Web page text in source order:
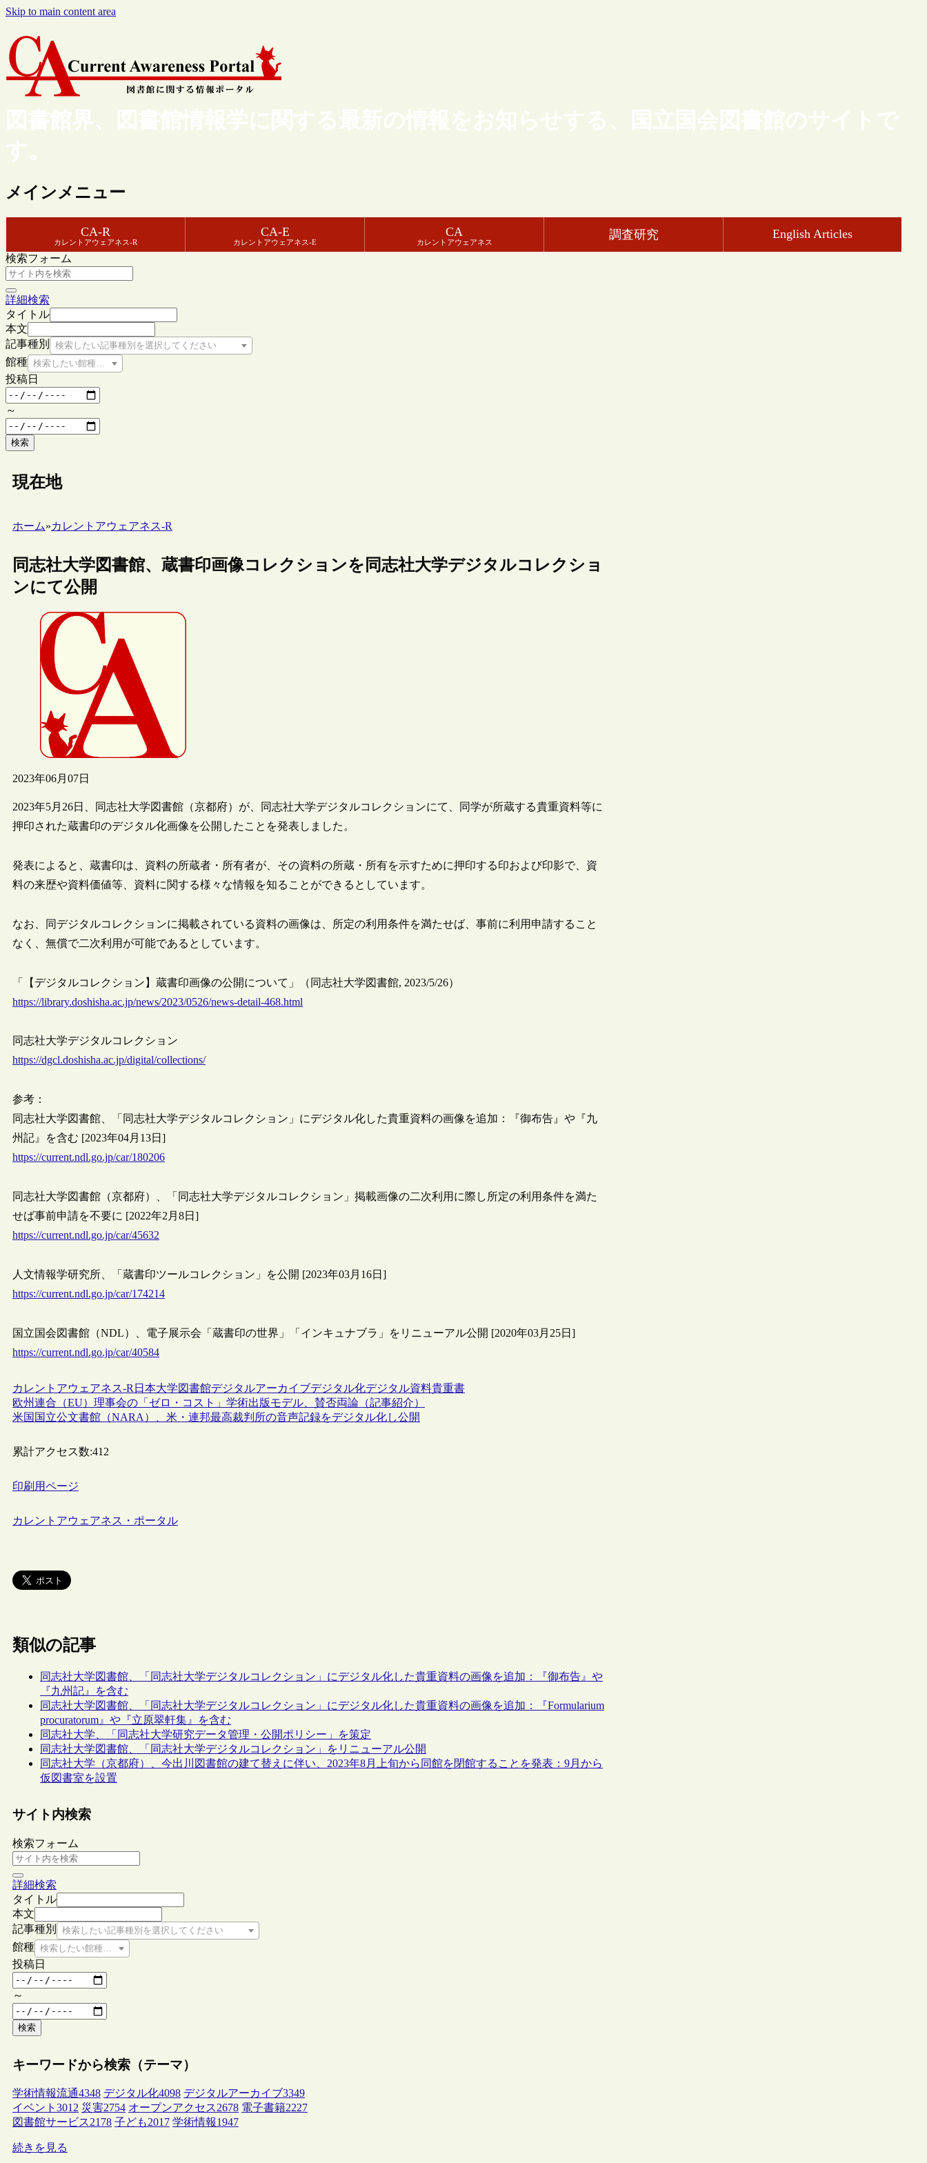
Skip to main content area
図書館界、図書館情報学に関する最新の情報をお知らせする、国立国会図書館のサイトで
す。
メインメニュー
CA-R
カレントアウェアネス-R
CA-E
カレントアウェアネス-E
CA
カレントアウェアネス
調査研究 English Articles
検索フォーム
詳細検索
タイトル
本文
記事種別
検索したい記事種別を選択してください
館種 検索したい館種を選択してください
投稿日
～
検索
現在地
ホーム»カレントアウェアネス-R
同志社大学図書館、蔵書印画像コレクションを同志社大学デジタルコレクショ
ンにて公開
2023年06月07日
2023年5月26日、同志社大学図書館（京都府）が、同志社大学デジタルコレクションにて、同学が所蔵する貴重資料等に
押印された蔵書印のデジタル化画像を公開したことを発表しました。
発表によると、蔵書印は、資料の所蔵者・所有者が、その資料の所蔵・所有を示すために押印する印および印影で、資
料の来歴や資料価値等、資料に関する様々な情報を知ることができるとしています。
なお、同デジタルコレクションに掲載されている資料の画像は、所定の利用条件を満たせば、事前に利用申請すること
なく、無償で二次利用が可能であるとしています。
「【デジタルコレクション】蔵書印画像の公開について」（同志社大学図書館, 2023/5/26）
https://library.doshisha.ac.jp/news/2023/0526/news-detail-468.html
同志社大学デジタルコレクション
https://dgcl.doshisha.ac.jp/digital/collections/
参考：
同志社大学図書館、「同志社大学デジタルコレクション」にデジタル化した貴重資料の画像を追加：『御布告』や『九
州記』を含む [2023年04月13日]
https://current.ndl.go.jp/car/180206
同志社大学図書館（京都府）、「同志社大学デジタルコレクション」掲載画像の二次利用に際し所定の利用条件を満た
せば事前申請を不要に [2022年2月8日]
https://current.ndl.go.jp/car/45632
人文情報学研究所、「蔵書印ツールコレクション」を公開 [2023年03月16日]
https://current.ndl.go.jp/car/174214
国立国会図書館（NDL）、電子展示会「蔵書印の世界」「インキュナブラ」をリニューアル公開 [2020年03月25日]
https://current.ndl.go.jp/car/40584
カレントアウェアネス-R 日本大学図書館デジタルアーカイブデジタル化デジタル資料貴重書
欧州連合（EU）理事会の「ゼロ・コスト」学術出版モデル、賛否両論（記事紹介）
米国国立公文書館（NARA）、米・連邦最高裁判所の音声記録をデジタル化し公開
累計アクセス数:412
印刷用ページ
カレントアウェアネス・ポータル
類似の記事
同志社大学図書館、「同志社大学デジタルコレクション」にデジタル化した貴重資料の画像を追加：『御布告』や
『九州記』を含む
同志社大学図書館、「同志社大学デジタルコレクション」にデジタル化した貴重資料の画像を追加：『Formularium
procuratorum』や『立原翠軒集』を含む
同志社大学、「同志社大学研究データ管理・公開ポリシー」を策定
同志社大学図書館、「同志社大学デジタルコレクション」をリニューアル公開
同志社大学（京都府）、今出川図書館の建て替えに伴い、2023年8月上旬から同館を閉館することを発表：9月から
仮図書室を設置
サイト内検索
検索フォーム
詳細検索
タイトル
本文
記事種別
検索したい記事種別を選択してください
館種 検索したい館種を選択してください
投稿日
～
検索
キーワードから検索（テーマ）
学術情報流通4348 デジタル化4098 デジタルアーカイブ3349
イベント 3012 災害2754 オープンアクセス2678 電子書籍2227
図書館サービス2178 子ども2017 学術情報1947
続きを見る